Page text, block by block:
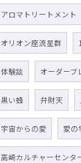
アロマトリートメント
オリオン座流星群
体験談 オーダーブ
黒い蜂 弁財天
宇宙からの愛 愛の
高崎カルチャーセンタ